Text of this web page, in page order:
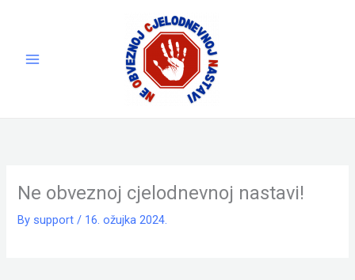
Ne obveznoj cjelodnevnoj nastavi!
By support/ 16. ožujka 2024.